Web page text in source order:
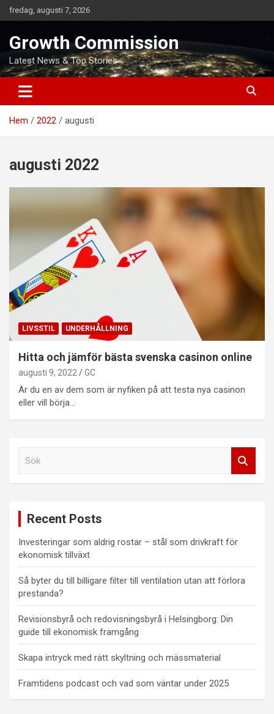
Hoppa
till
fredag, augusti 7, 2026
Growth Commission
Latest News & Top Stories
Hem 2022 augusti
augusti 2022
LIVSSTIL UNDERHÅLLNING
Hitta och jämför bästa svenska casinon online
augusti 9, 2022 GC
Är du en av dem som är nyfiken på att testa nya casinon
eller vill börja…
Recent Posts
Investeringar som aldrig rostar – stål som drivkraft för
ekonomisk tillväxt
Så byter du till billigare filter till ventilation utan att förlora
prestanda?
Revisionsbyrå och redovisningsbyrå i Helsingborg: Din
guide till ekonomisk framgång
Skapa intryck med rätt skyltning och mässmaterial
Framtidens podcast och vad som väntar under 2025